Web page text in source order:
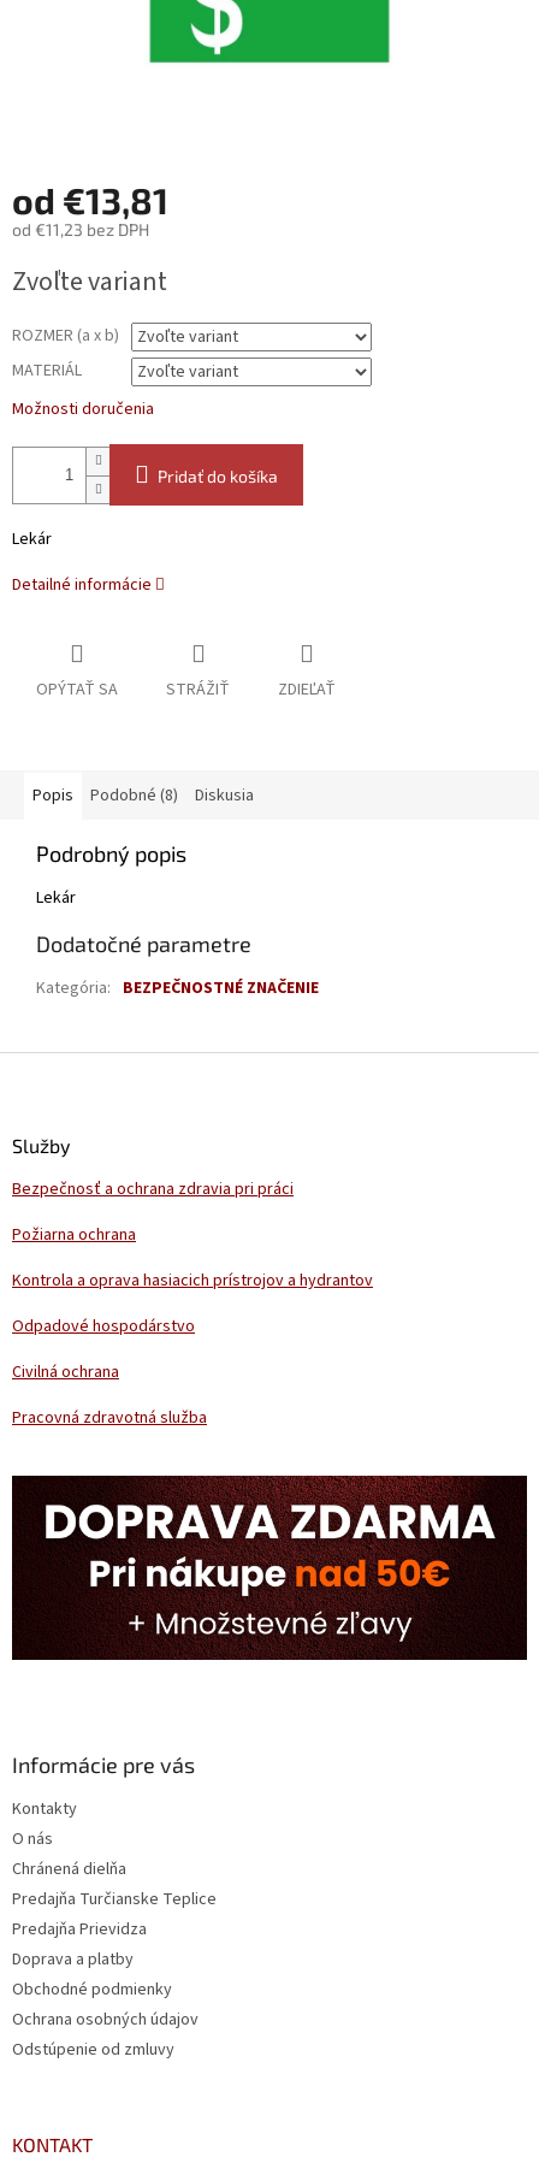
od €13,81
od €11,23 bez DPH
cena:
Zvoľte variant
ROZMER (a x b)
MATERIÁL
Možnosti doručenia
Pridať do košíka
Lekár
Detailné informácie
OPÝTAŤ SA STRÁŽIŤ ZDIEĽAŤ
Popis Podobné (8) Diskusia
Podrobný popis
Lekár
Dodatočné parametre
Kategória: BEZPEČNOSTNÉ ZNAČENIE
Služby
Bezpečnosť a ochrana zdravia pri práci
Požiarna ochrana
Kontrola a oprava hasiacich prístrojov a hydrantov
Odpadové hospodárstvo
Civilná ochrana
Pracovná zdravotná služba
Informácie pre vás
Kontakty
O nás
Chránená dielňa
Predajňa Turčianske Teplice
Predajňa Prievidza
Doprava a platby
Obchodné podmienky
Ochrana osobných údajov
Odstúpenie od zmluvy
KONTAKT